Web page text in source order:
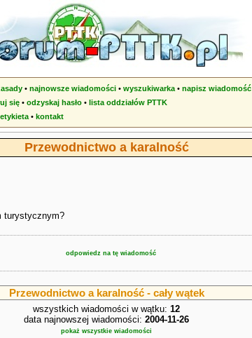
• najnowsze wiadomości • wyszukiwarka • napisz wiadomość
się • odzyskaj hasło • lista oddziałów PTTK
• kontakt
Przewodnictwo a karalność
turystycznym?
odpowiedz na tę wiadomość
Przewodnictwo a karalność - cały wątek
wszystkich wiadomości w wątku: 12
data najnowszej wiadomości: 2004-11-26
pokaż wszystkie wiadomości